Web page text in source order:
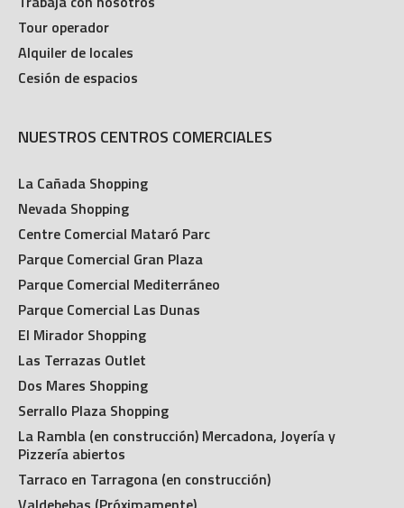
Tour operador
Alquiler de locales
Cesión de espacios
NUESTROS CENTROS COMERCIALES
La Cañada Shopping
Nevada Shopping
Centre Comercial Mataró Parc
Parque Comercial Gran Plaza
Parque Comercial Mediterráneo
Parque Comercial Las Dunas
El Mirador Shopping
Las Terrazas Outlet
Dos Mares Shopping
Serrallo Plaza Shopping
La Rambla (en construcción) Mercadona, Joyería y
Pizzería abiertos
Tarraco en Tarragona (en construcción)